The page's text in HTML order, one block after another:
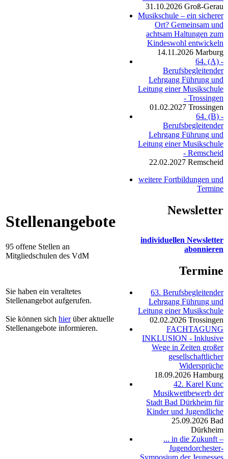
Stellenangebote
95 offene Stellen an
Mitgliedschulen des VdM
Sie haben ein veraltetes
Stellenangebot aufgerufen.
Sie können sich hierüber aktuelle
Stellenangebote informieren.
31.10.2026 Groß-Gerau
Musikschule – ein sicherer
Ort? Gemeinsam und
achtsam Haltungen zum
Kindeswohl entwickeln
14.11.2026 Marburg
64. (A) -
Berufsbegleitender
Lehrgang Führung und
Leitung einer Musikschule
- Trossingen
01.02.2027 Trossingen
64. (B) -
Berufsbegleitender
Lehrgang Führung und
Leitung einer Musikschule
- Remscheid
22.02.2027 Remscheid
weitere Fortbildungen und
Termine
Newsletter
individuellen Newsletter
abonnieren
Termine
63. Berufsbegleitender
Lehrgang Führung und
Leitung einer Musikschule
02.02.2026 Trossingen
FACHTAGUNG
INKLUSION - Inklusive
Wege in Zeiten großer
gesellschaftlicher
Widersprüche
18.09.2026 Hamburg
42. Karel Kunc
Musikwettbewerb der
Stadt Bad Dürkheim für
Kinder und Jugendliche
25.09.2026 Bad
Dürkheim
... in die Zukunft –
Jugendorchester-
Symposium der Jeunesses